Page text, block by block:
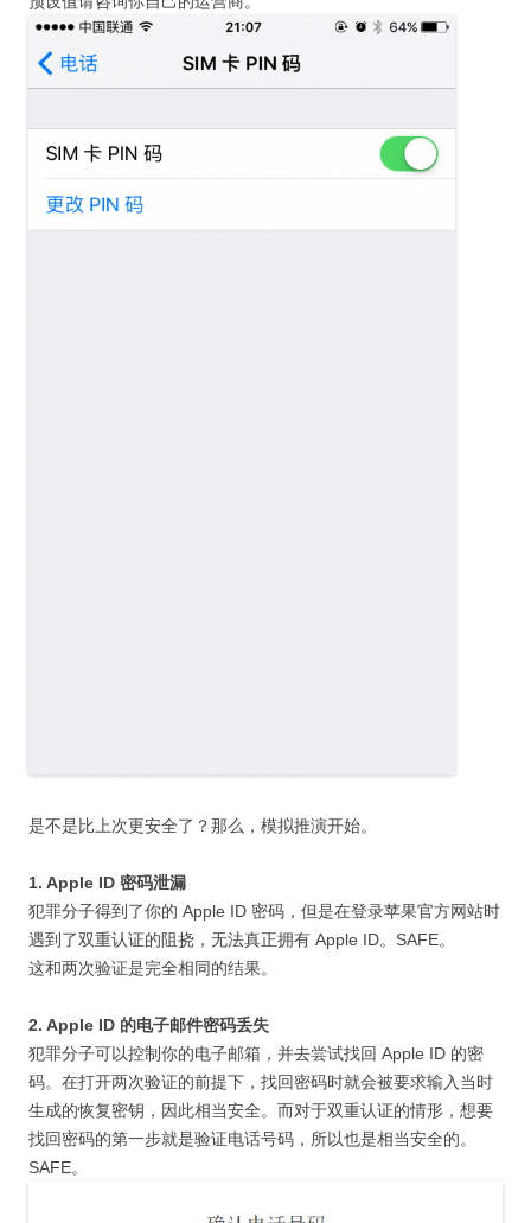
是不是比上次更安全了？那么，模拟推演开始。
1. Apple ID 密码泄漏
犯罪分子得到了你的 Apple ID 密码，但是在登录苹果官方网站时
遇到了双重认证的阻挠，无法真正拥有 Apple ID。SAFE。
这和两次验证是完全相同的结果。
2. Apple ID 的电子邮件密码丢失
犯罪分子可以控制你的电子邮箱，并去尝试找回 Apple ID 的密
码。在打开两次验证的前提下，找回密码时就会被要求输入当时
生成的恢复密钥，因此相当安全。而对于双重认证的情形，想要
找回密码的第一步就是验证电话号码，所以也是相当安全的。
SAFE。